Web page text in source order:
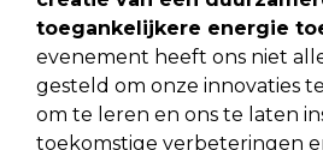
toegankelijkere energie
evenement heeft ons niet
gesteld om onze innovaties
om te leren en ons te laten
toekomstige verbeteringen